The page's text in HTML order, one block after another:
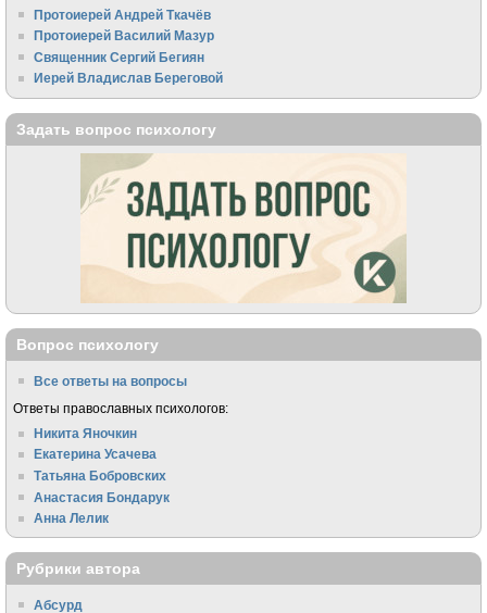
Протоиерей Андрей Ткачёв
Протоиерей Василий Мазур
Священник Сергий Бегиян
Иерей Владислав Береговой
Задать вопрос психологу
Вопрос психологу
Все ответы на вопросы
Ответы православных психологов:
Никита Яночкин
Екатерина Усачева
Татьяна Бобровских
Анастасия Бондарук
Анна Лелик
Рубрики автора
Абсурд